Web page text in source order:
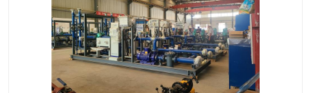
流体装卸臂 输油臂
撬装鹤管 汽车鹤管
火车鹤管